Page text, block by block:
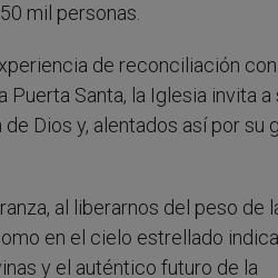
mil personas.
de reconciliación
Santa, la Iglesia invita a
Dios y, alentados así por su
al liberarnos del peso de
en el cielo estrellado
y el auténtico futuro de la